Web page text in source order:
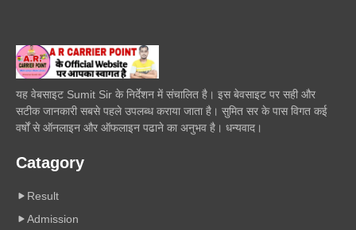
यह वेबसाइट Sumit Sir के निर्देशन में संचालित है। इस बेवसाइट पर सही और
सटीक जानकारी सबसे पहले उपलब्ध कराया जाता है। सुमित सर के पास विगत कई
वर्षों से ऑनलाइन और ऑफलाइन पढाने का अनुभव है। धन्यवाद।
Catagory
Result
Admission